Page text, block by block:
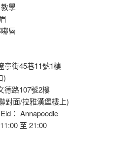
學
唇
寧街45巷11號1樓
)
德路107號2樓
對面/拉雅漢堡樓上)
： Annapoodle
至 21:00